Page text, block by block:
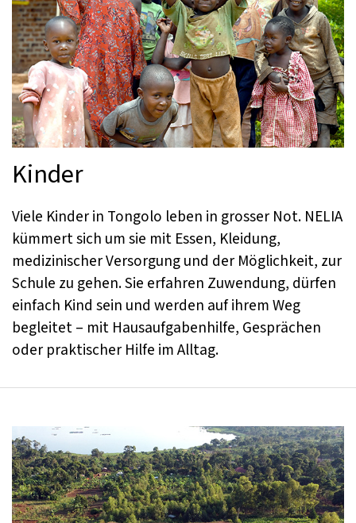
Kinder
Viele Kinder in Tongolo leben in grosser Not. NELIA
kümmert sich um sie mit Essen, Kleidung,
medizinischer Versorgung und der Möglichkeit, zur
Schule zu gehen. Sie erfahren Zuwendung, dürfen
einfach Kind sein und werden auf ihrem Weg
begleitet – mit Hausaufgabenhilfe, Gesprächen
oder praktischer Hilfe im Alltag.